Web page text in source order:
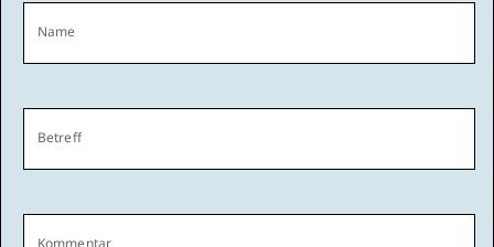
Name
Betreff
Kommentar